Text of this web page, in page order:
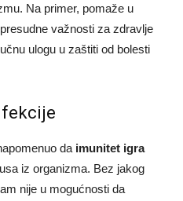
Na primer, pomaže u
važnosti za zdravlje
ulogu u zaštiti od bolesti
da imunitet igra
iz organizma. Bez jakog
nije u mogućnosti da